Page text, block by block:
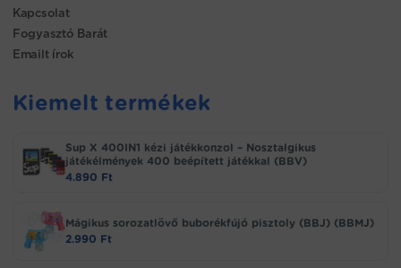
Kapcsolat
Fogyasztó Barát
Emailt írok
Kiemelt termékek
Sup X 400IN1 kézi játékkonzol – Nosztalgikus
játékélmények 400 beépített játékkal (BBV)
4.890 Ft
Mágikus sorozatlövő buborékfújó pisztoly (BBJ) (BBMJ)
2.990 Ft